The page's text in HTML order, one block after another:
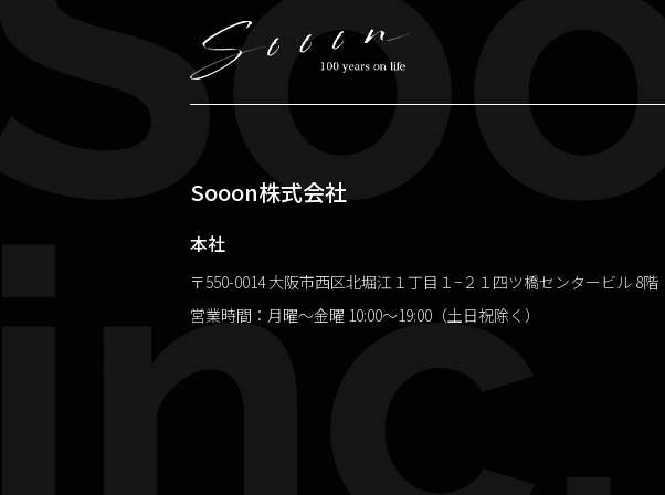
Sooon株式会社
本社
〒550-0014 大阪市西区北堀江１丁目１−２１四ツ橋センタービル 8階
営業時間：月曜～金曜 10:00～19:00（土日祝除く）